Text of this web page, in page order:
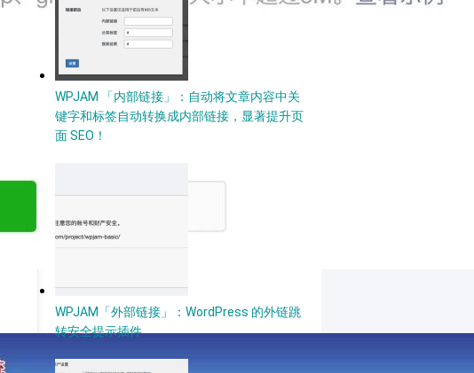
WPJAM 「内部链接」：自动将文章内容中关
键字和标签自动转换成内部链接，显著提升页
面 SEO！
WPJAM「外部链接」：WordPress 的外链跳
转安全提示插件